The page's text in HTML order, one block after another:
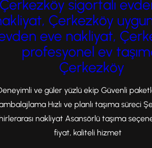
sigortalı
Çerkezköy
eve nakliyat,
profesyonel ev
Çerkezköy
ve güler yüzlü ekip Güvenli
Hızlı ve planlı taşıma süreci
nakliyat Asansörlü taşıma
fiyat, kaliteli hizmet